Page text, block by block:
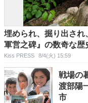
埋められ、掘り出さ
軍営之碑』の数奇な歴
Kiss PRESS 8/4(火) 15:59
戦場の
渡部陽
市